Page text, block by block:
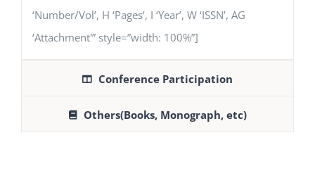
‘Number/Vol’, H ‘Pages’, I ‘Year’, W ‘ISSN’, AG
‘Attachment'” style=”width: 100%”]
Conference Participation
Others(Books, Monograph, etc)